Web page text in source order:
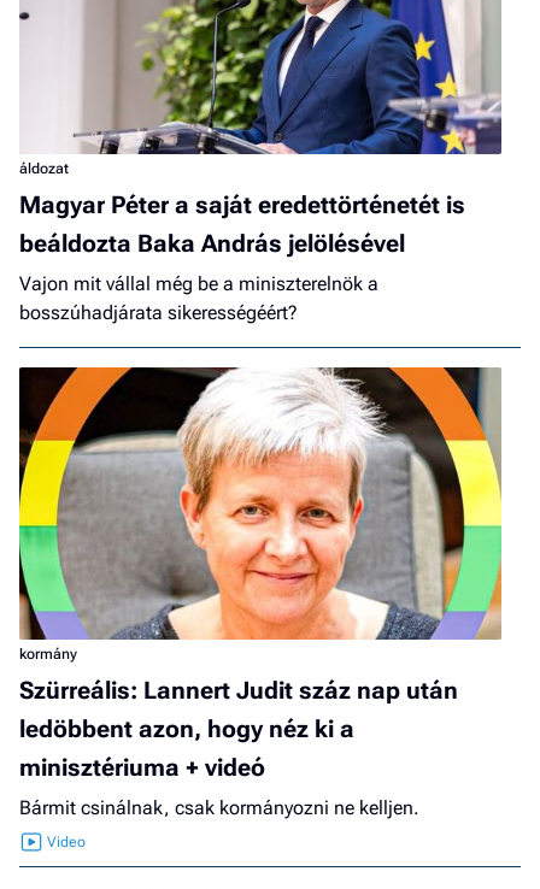
áldozat
Magyar Péter a saját eredettörténetét is
beáldozta Baka András jelölésével
Vajon mit vállal még be a miniszterelnök a
bosszúhadjárata sikerességéért?
kormány
Szürreális: Lannert Judit száz nap után
ledöbbent azon, hogy néz ki a
minisztériuma + videó
Bármit csinálnak, csak kormányozni ne kelljen.